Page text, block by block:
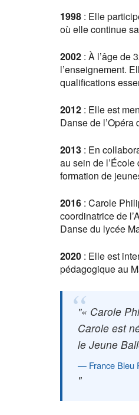
1998 : Elle
où elle continue
2002 : À l’âge de
l’enseignement.
qualifications
2012 : Elle est
Danse de
2013 : En
au sein de
formation de
2016 : Carole
coordinatrice de
Danse du lycée
2020 : Elle est
pédagogique au
« Carole
Carole est
le Jeune
France Bleu